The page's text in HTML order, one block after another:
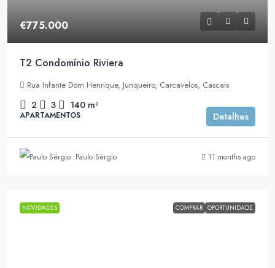
€775.000
T2 Condomínio Riviera
Rua Infante Dom Henrique, Junqueiro, Carcavelos, Cascais
2 3 140 m²
APARTAMENTOS Detalhes
Paulo Sérgio 11 months ago
NOVIDADES COMPRAR OPORTUNIDADE